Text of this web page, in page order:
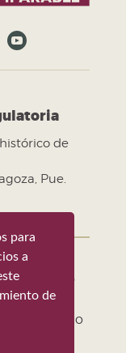
para
a
de
de
Pue.
2024-
Pue. México